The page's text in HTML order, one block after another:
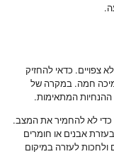
צפויים. כדאי להחזיק
חמה. במקרה של
ההנחיות המתאימות.
כדי לא להחמיר את המצב.
אבנים או חומרים
ולחכות לעזרה במיקום